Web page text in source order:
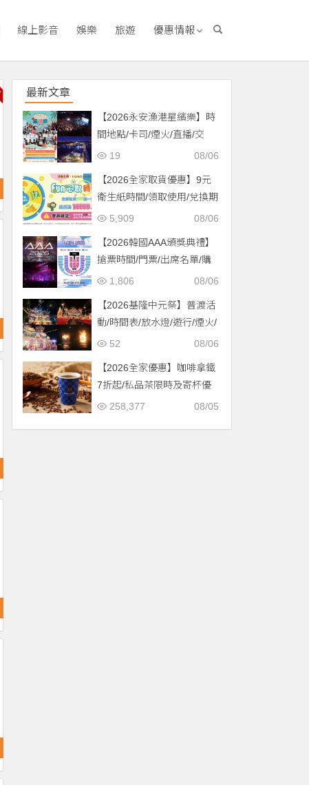
線上影音 娛樂 旅遊 優惠情報
最新文章
【2026永安漁港星繽樂】時
間地點/卡司/煙火/直播/交
通，免費入場！
08/06
19
【2026全家取貨優惠】9元
衛生紙時間/領取使用/兌換期
限一次看！
08/06
5,909
【2026韓國AAA頒獎典禮】
搶票時間/門票/出席名單/購
票一次看！
08/06
1,806
【2026基隆中元祭】普渡活
動/時間表/放水燈/遊行/煙火/
交通一次看！
08/06
52
【2026全家優惠】咖啡拿鐵
7折起/私品茶限時及寄杯優
惠！價格/菜單一起看
08/05
258,377